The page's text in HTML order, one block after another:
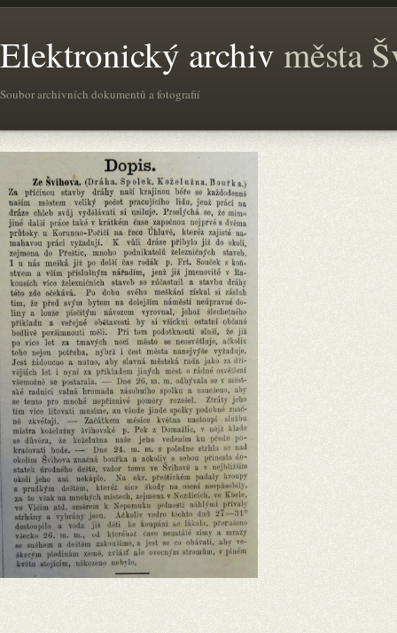
Elektronický archiv města
Soubor archivních dokumentů a fotografií